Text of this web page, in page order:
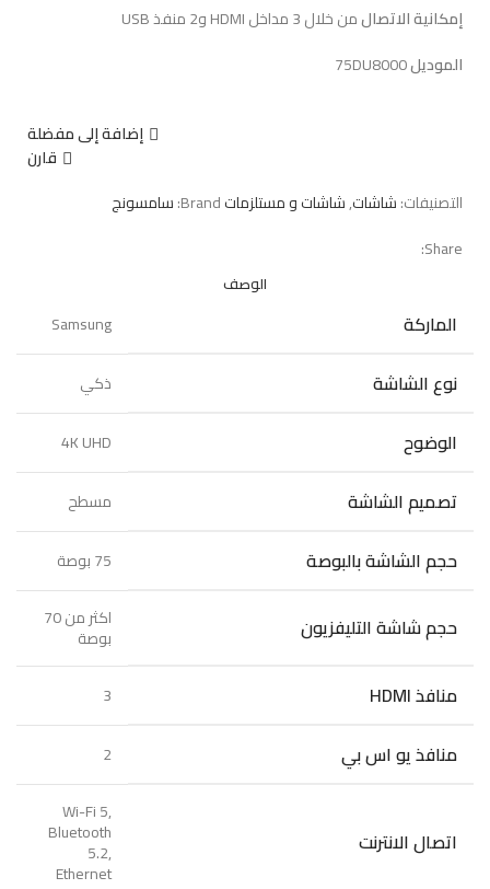
إمكانية الاتصالمن خلال 3 مداخل HDMI و2 منفذ USB
الموديل75DU8000
إضافة إلى مفضلة
قارن
التصنيفات:شاشات,شاشات و مستلزماتBrand: سامسونج
Share:
الوصف
الماركة Samsung
نوع الشاشة ذكي
الوضوح 4K UHD
تصميم الشاشة مسطح
حجم الشاشة بالبوصة 75 بوصة
حجم شاشة التليفزيون اكثر من 70
بوصة
منافذ HDMI 3
منافذ يو اس بي‎ 2
اتصال الانترنت
Wi-Fi 5,
Bluetooth
5.2,
Ethernet